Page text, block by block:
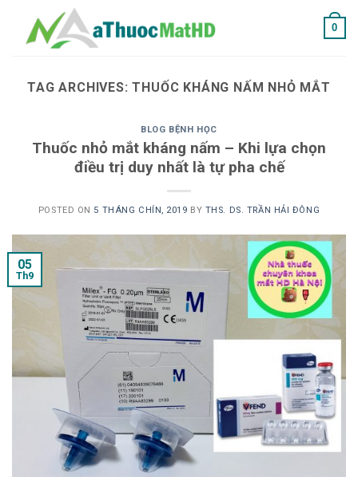
content
0
TAG ARCHIVES:THUỐC KHÁNG NẤM NHỎ MẮT
BLOG BỆNH HỌC
Thuốc nhỏ mắt kháng nấm – Khi lựa chọn
điều trị duy nhất là tự pha chế
POSTED ON 5 THÁNG CHÍN, 2019 BY THS. DS. TRẦN HẢI ĐÔNG
05
Th9